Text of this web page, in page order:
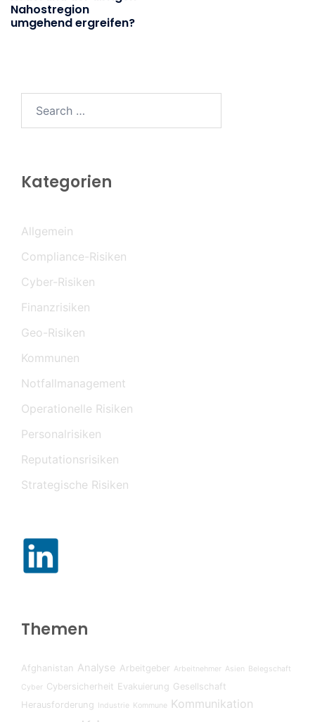
Nahostregion
umgehend ergreifen?
Kategorien
Allgemein
Compliance-Risiken
Cyber-Risiken
Finanzrisiken
Geo-Risiken
Kommunen
Notfallmanagement
Operationelle Risiken
Personalrisiken
Reputationsrisiken
Strategische Risiken
Themen
Afghanistan Analyse Arbeitgeber Arbeitnehmer Asien Belegschaft
Cyber
Cybersicherheit Evakuierung Gesellschaft
Herausforderung Industrie Kommune
Kommunikation